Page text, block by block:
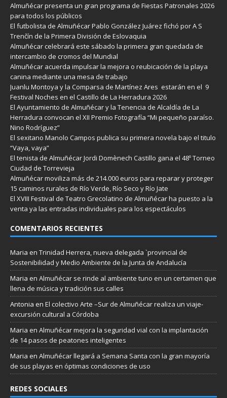
Almuñécar presenta un gran programa de Fiestas Patronales 2026
para todos los públicos
El futbolista de Almuñécar Pablo González Juárez fichó por A S
Trenčín de la Primera División de Eslovaquia
Almuñécar celebrará este sábado la primera gran quedada de
intercambio de cromos del Mundial
Almuñécar acuerda impulsar la mejora o reubicación de la playa
canina mediante una mesa de trabajo
Juanlu Montoya y la Comparsa de Martínez Ares estarán en el 9
Festival Noches en el Castillo de La Herradura 2026
El Ayuntamiento de Almuñécar y la Tenencia de Alcaldía de La
Herradura convocan el XII Premio Fotografía “Mi pequeño paraíso.
Nino Rodríguez”
El sexitano Manolo Campos publica su primera novela bajo el titulo
“Vaya, vaya”
El tenista de Almuñécar Jordi Domènech Castillo gana el 48º Torneo
Ciudad de Torrevieja
Almuñécar moviliza más de 214.000 euros para reparar y proteger
15 caminos rurales de Río Verde, Río Seco y Río Jate
El XVIII Festival de Teatro Grecolatino de Almuñécar ha puesto a la
venta ya las entradas individuales para los espectáculos
COMENTARIOS RECIENTES
Maria en Trinidad Herrera, nueva delegada `provincial de
Sostenibilidad y Medio Ambiente de la Junta de Andalucía
Maria en Almuñécar se rinde al ambiente tuno en un certamen que
llena de música y tradición sus calles
Antonia en El colectivo Arte –Sur de Almuñécar realiza un viaje-
excursión cultural a Córdoba
Maria en Almuñécar mejora la seguridad vial con la implantación
de 14 pasos de peatones inteligentes
Maria en Almuñécar llegará a Semana Santa con la gran mayoría
de sus playas en óptimas condiciones de uso
REDES SOCIALES